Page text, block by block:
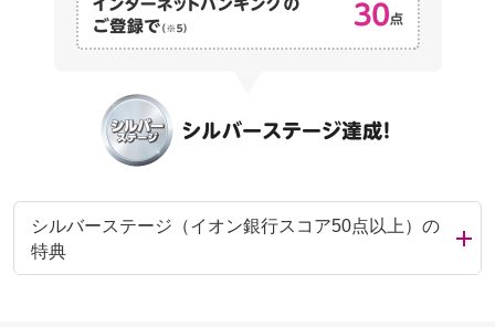
シルバーステージ（イオン銀行スコア50点以上）の
特典